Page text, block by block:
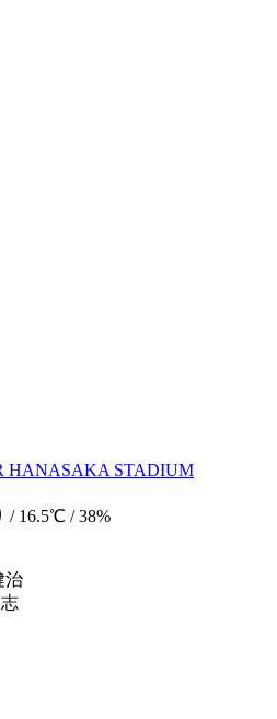
HANASAKA STADIUM
/ 16.5℃ / 38%
治